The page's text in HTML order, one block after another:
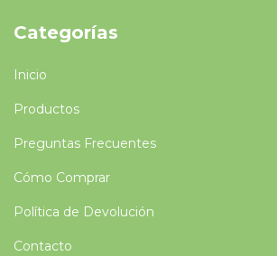
Categorías
Inicio
Productos
Preguntas Frecuentes
Cómo Comprar
Política de Devolución
Contacto